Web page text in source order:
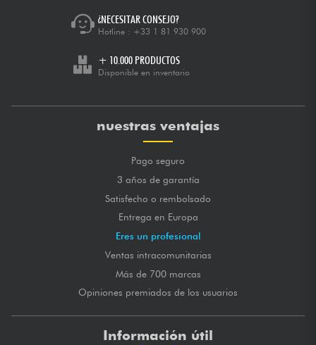
¿NECESITAR CONSEJO?
Hotline : +33 1 81 930 900
+ 10.000 PRODUCTOS
Disponible en inventario
nuestras ventajas
Pago seguro
3 años de garantía
Satisfecho o rembolsado
Entrega en Europa
Eres un profesional
Ventas intracomunitarias
Más de 700 marcas
Opiniones premiados de los usuarios
Información útil